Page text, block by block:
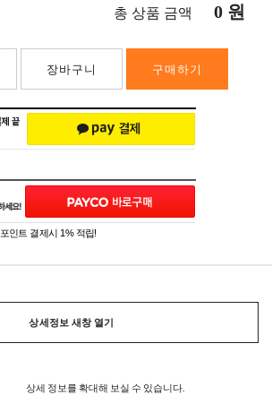
총 상품 금액 0 원
장바구니 구매하기
포인트 결제시 1% 적립!
상세정보 새창 열기
상세 정보를 확대해 보실 수 있습니다.